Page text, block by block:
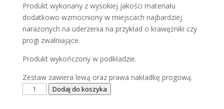
Produkt wykonany z wysokiej jakości materiału
dodatkowo wzmocniony w miejscach najbardziej
narażonych na uderzenia na przykład o krawężniki czy
progi zwalniające.
Produkt wykończony w podkładzie.
Zestaw zawiera lewą oraz prawa nakładkę progową.
ilość
Dodaj do koszyka